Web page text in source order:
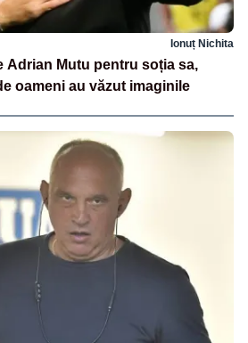
Ionuț Nichita
Adrian Mutu pentru soția sa,
oameni au văzut imaginile